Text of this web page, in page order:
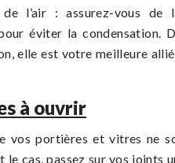
l’air : assurez-vous de
éviter la condensation.
elle est votre meilleure
à ouvrir
vos portières et vitres ne
le cas, passez sur vos joints